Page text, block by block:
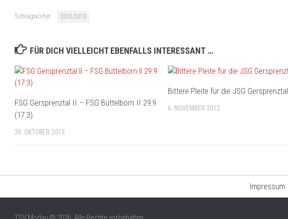
Schlagwörter: 2012/2013
FÜR DICH VIELLEICHT EBENFALLS INTERESSANT …
FSG Gersprenztal II – FSG Büttelborn II 29:9
(17:3)
30. OKTOBER 2012
Bittere Pleite für die JSG Gersprenztal
6. NOVEMBER 2012
Impressum